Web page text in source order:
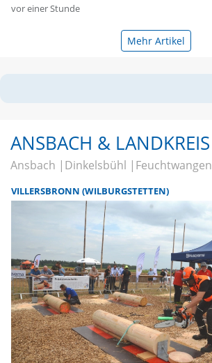
vor einer Stunde
Mehr Artikel
ANSBACH & LANDKREIS
Ansbach Dinkelsbühl Feuchtwangen
VILLERSBRONN (WILBURGSTETTEN)